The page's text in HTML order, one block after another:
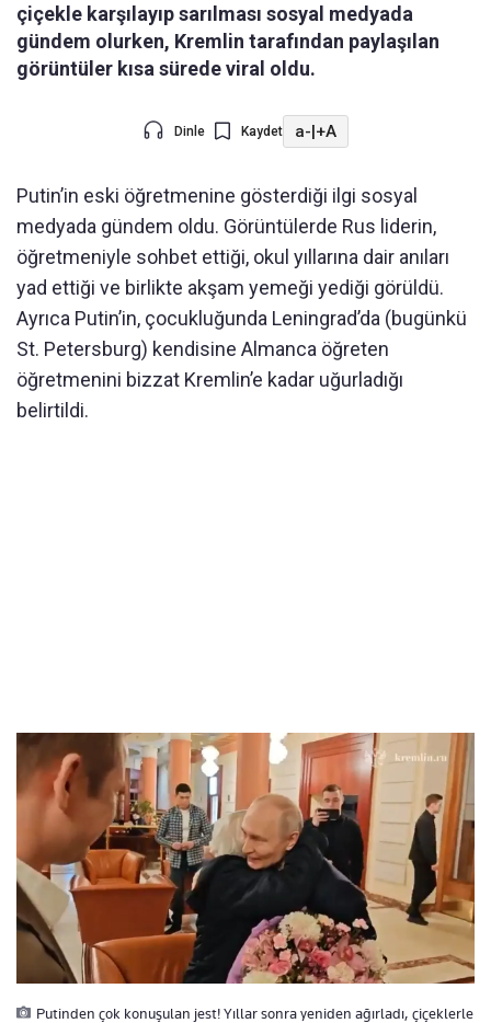
çiçekle karşılayıp sarılması sosyal medyada
gündem olurken, Kremlin tarafından paylaşılan
görüntüler kısa sürede viral oldu.
Dinle Kaydet a-|+A
Putin’in eski öğretmenine gösterdiği ilgi sosyal
medyada gündem oldu. Görüntülerde Rus liderin,
öğretmeniyle sohbet ettiği, okul yıllarına dair anıları
yad ettiği ve birlikte akşam yemeği yediği görüldü.
Ayrıca Putin’in, çocukluğunda Leningrad’da (bugünkü
St. Petersburg) kendisine Almanca öğreten
öğretmenini bizzat Kremlin’e kadar uğurladığı
belirtildi.
Putinden çok konuşulan jest! Yıllar sonra yeniden ağırladı, çiçeklerle